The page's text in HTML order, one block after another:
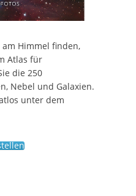
am Himmel finden,
Atlas für
die 250
Nebel und Galaxien.
unter dem